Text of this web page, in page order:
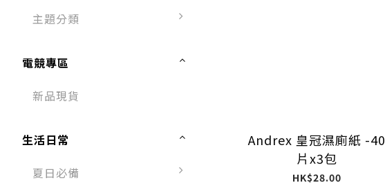
主題分類
電競專區
新品現貨
生活日常
夏日必備
Andrex 皇冠濕廁紙 -40
片x3包
HK$28.00